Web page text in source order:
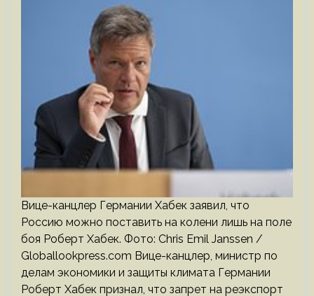
Вице-канцлер Германии Хабек заявил, что
Россию можно поставить на колени лишь на поле
боя Роберт Хабек. Фото: Chris Emil Janssen /
Globallookpress.com Вице-канцлер, министр по
делам экономики и защиты климата Германии
Роберт Хабек признал, что запрет на реэкспорт